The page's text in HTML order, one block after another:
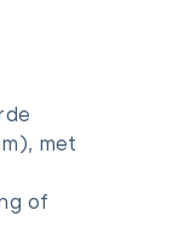
met
of